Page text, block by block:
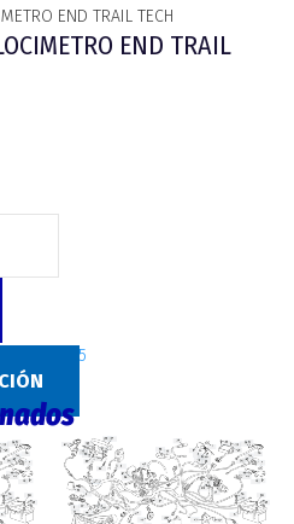
END TRAIL TECH
END TRAIL
Enduro 125